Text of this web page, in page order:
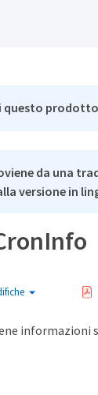
questo
da una
versione in
informazioni